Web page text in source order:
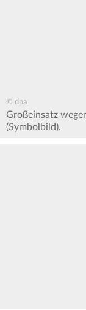
© dpa
Großeinsatz
(Symbolbild).